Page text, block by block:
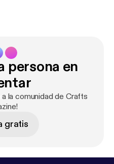
texts that demonstrate
persona en
la comunidad de Crafts
gratis